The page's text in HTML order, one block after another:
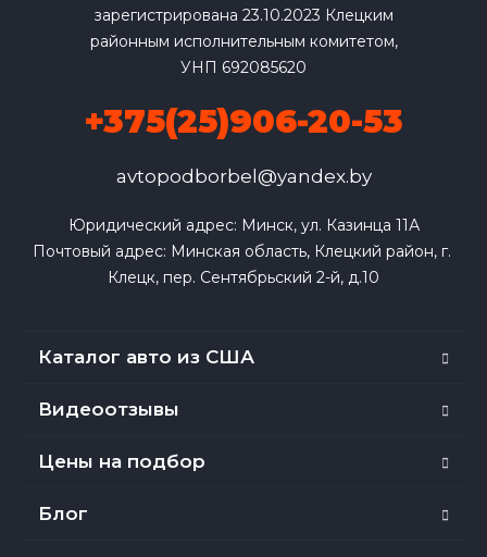
зарегистрирована 23.10.2023 Клецким
районным исполнительным комитетом,
УНП 692085620
+375(25)906-20-53
avtopodborbel@yandex.by
Юридический адрес: Минск, ул. Казинца 11А
Почтовый адрес: Минская область, Клецкий район, г.
Клецк, пер. Сентябрьский 2-й, д.10
Каталог авто из США
Видеоотзывы
Цены на подбор
Блог